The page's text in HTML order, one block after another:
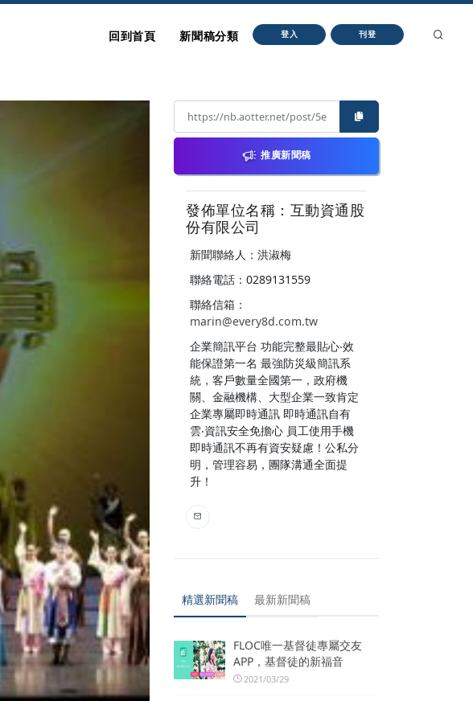
回到首頁 新聞稿分類 登入 刊登
推廣新聞稿
發佈單位名稱：互動資通股
份有限公司
新聞聯絡人：洪淑梅
聯絡電話：0289131559
聯絡信箱：
marin@every8d.com.tw
企業簡訊平台 功能完整最貼心‧效
能保證第一名 最強防災級簡訊系
統，客戶數量全國第一，政府機
關、金融機構、大型企業一致肯定
企業專屬即時通訊 即時通訊自有
雲‧資訊安全免擔心 員工使用手機
即時通訊不再有資安疑慮！公私分
明，管理容易，團隊溝通全面提
升！
精選新聞稿 最新新聞稿
FLOC唯一基督徒專屬交友
APP，基督徒的新福音
2021/03/29